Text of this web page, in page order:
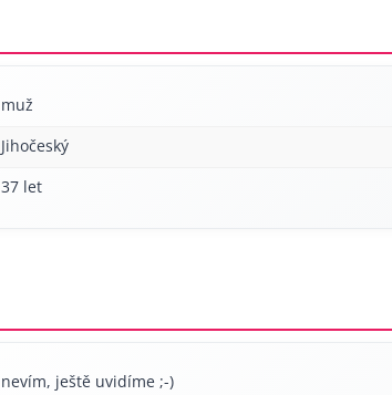
muž
Jihočeský
37 let
nevím, ještě uvidíme ;-)